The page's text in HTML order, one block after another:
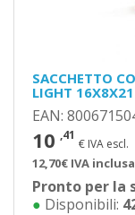
SACCHETTO
LIGHT
EAN:
10 ,41
€ IVA escl.
12,70€ IVA inclusa
Pronto per la
● Disponibili: